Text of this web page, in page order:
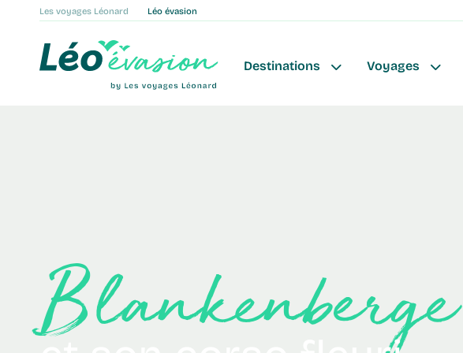
Destinations Voyages
Les voyages Léonard Léo évasion
Blankenberge